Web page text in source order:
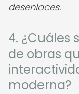
desenlaces.
4. ¿Cuáles
de obras
moderna?